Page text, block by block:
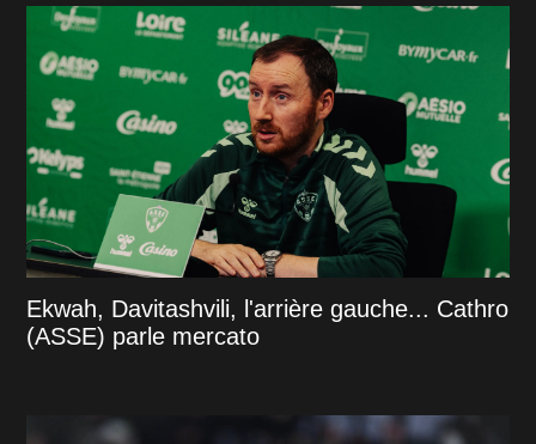
Ekwah, Davitashvili, l'arrière gauche... Cathro
(ASSE) parle mercato